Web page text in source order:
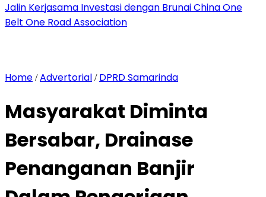
Jalin Kerjasama Investasi dengan Brunai China One
Belt One Road Association
Home /Advertorial / DPRD Samarinda
Masyarakat Diminta
Bersabar, Drainase
Penanganan Banjir